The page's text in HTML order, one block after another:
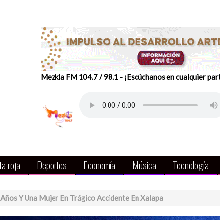
Mezkla FM 104.7 / 98.1 - ¡Escúchanos en cualquier
roja Deportes Economía Música Tecnología
Y Una Mujer En Trágico Accidente En Xalapa